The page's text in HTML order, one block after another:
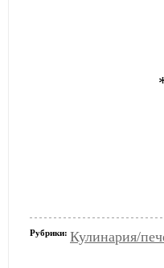
Рубрики: Кулинария/